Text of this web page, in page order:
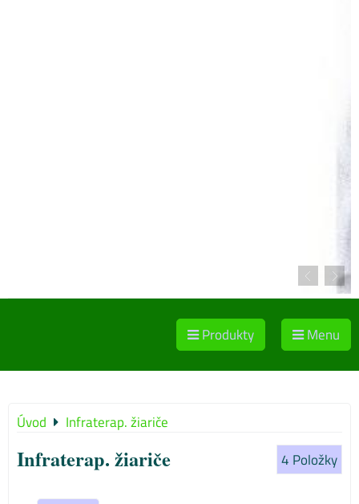
Produkty Menu
Úvod Infraterap. žiariče
Infraterap. žiariče 4 Položky